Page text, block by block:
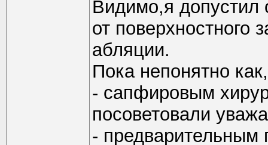
Видимо,я допустил
от поверхностного
абляции.
Пока непонятно
- сапфировым
посоветовали
- предварительным